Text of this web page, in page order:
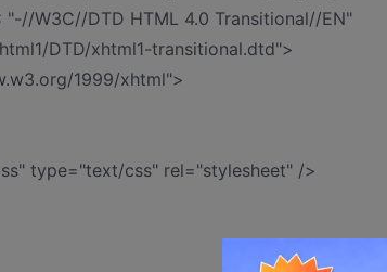
"-//W3C//DTD HTML 4.0 Transitional//EN"
DTD/xhtml1-transitional.dtd">
1999/xhtml">
type="text/css" rel="stylesheet" />